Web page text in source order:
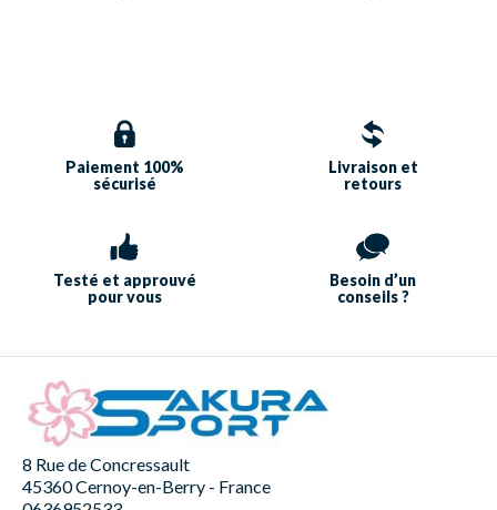
Paiement 100%
sécurisé
Livraison et
retours
Testé et approuvé
pour vous
Besoin d’un
conseils ?
8 Rue de Concressault
45360 Cernoy-en-Berry - France